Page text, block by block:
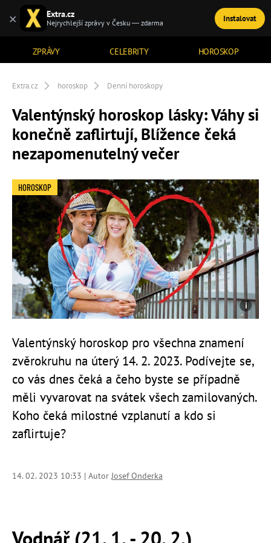
ZPRÁVY CELEBRITY HOROSKOP
TÉMATA
Extra.cz horoskop Denní horoskopy
Valentýnský horoskop lásky: Váhy si
konečně zaflirtují, Blížence čeká
nezapomenutelný večer
HOROSKOP
Valentýnský horoskop pro všechna znamení
zvěrokruhu na úterý 14. 2. 2023. Podívejte se,
co vás dnes čeká a čeho byste se případně
měli vyvarovat na svátek všech zamilovaných.
Koho čeká milostné vzplanutí a kdo si
zaflirtuje?
14. 02. 2023 10:33 | AutorJosef Onderka
× Extra.cz
Nejrychlejší zprávy v Česku — zdarma Instalovat